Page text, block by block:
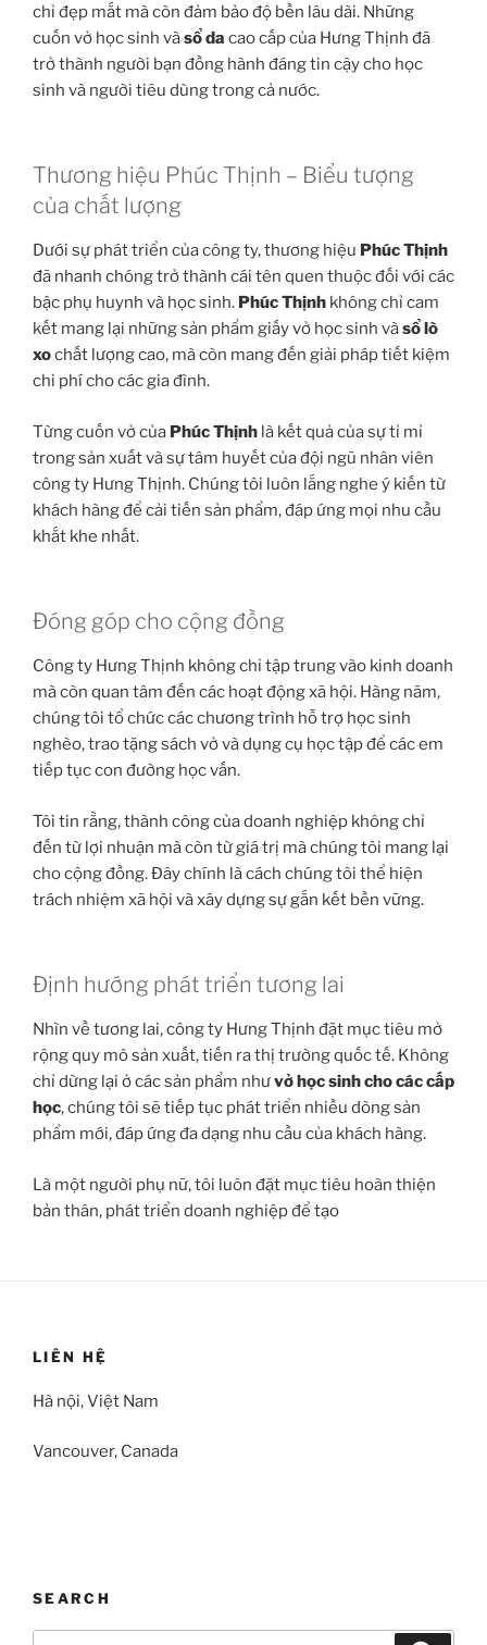
chỉ đẹp mắt mà còn đảm bảo độ bền lâu dài. Những
cuốn vở học sinh vàsổ da cao cấp của Hưng Thịnh đã
trở thành người bạn đồng hành đáng tin cậy cho học
sinh và người tiêu dùng trong cả nước.
Thương hiệu Phúc Thịnh – Biểu tượng
của chất lượng
Dưới sự phát triển của công ty, thương hiệu Phúc Thịnh
đã nhanh chóng trở thành cái tên quen thuộc đối với các
bậc phụ huynh và học sinh. Phúc Thịnh không chỉ cam
kết mang lại những sản phẩm giấy vở học sinh vàsổ lò
xochất lượng cao, mà còn mang đến giải pháp tiết kiệm
chi phí cho các gia đình.
Từng cuốn vở của Phúc Thịnh là kết quả của sự tỉ mỉ
trong sản xuất và sự tâm huyết của đội ngũ nhân viên
công ty Hưng Thịnh. Chúng tôi luôn lắng nghe ý kiến từ
khách hàng để cải tiến sản phẩm, đáp ứng mọi nhu cầu
khắt khe nhất.
Đóng góp cho cộng đồng
Công ty Hưng Thịnh không chỉ tập trung vào kinh doanh
mà còn quan tâm đến các hoạt động xã hội. Hàng năm,
chúng tôi tổ chức các chương trình hỗ trợ học sinh
nghèo, trao tặng sách vở và dụng cụ học tập để các em
tiếp tục con đường học vấn.
Tôi tin rằng, thành công của doanh nghiệp không chỉ
đến từ lợi nhuận mà còn từ giá trị mà chúng tôi mang lại
cho cộng đồng. Đây chính là cách chúng tôi thể hiện
trách nhiệm xã hội và xây dựng sự gắn kết bền vững.
Định hướng phát triển tương lai
Nhìn về tương lai, công ty Hưng Thịnh đặt mục tiêu mở
rộng quy mô sản xuất, tiến ra thị trường quốc tế. Không
chỉ dừng lại ở các sản phẩm nhưvở học sinh cho các cấp
học, chúng tôi sẽ tiếp tục phát triển nhiều dòng sản
phẩm mới, đáp ứng đa dạng nhu cầu của khách hàng.
Là một người phụ nữ, tôi luôn đặt mục tiêu hoàn thiện
bản thân, phát triển doanh nghiệp để tạo
LIÊN HỆ
Hà nội, Việt Nam
Vancouver, Canada
SEARCH